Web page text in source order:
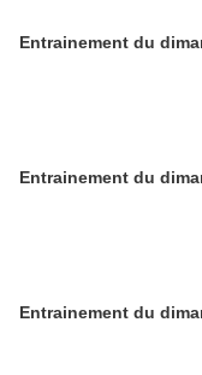
Entrainement du
Entrainement du
Entrainement du